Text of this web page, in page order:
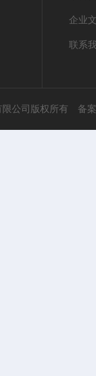
企业
联系
限公司版权所有 备